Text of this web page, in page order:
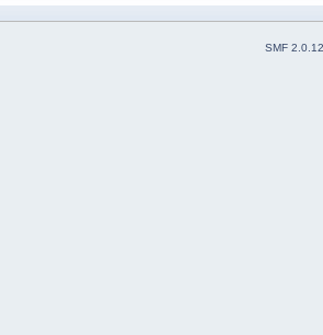
SMF 2.0.12